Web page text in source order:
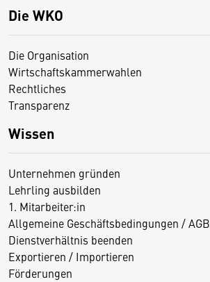
Die WKO
Die Organisation
Wirtschaftskammerwahlen
Rechtliches
Transparenz
Wissen
Unternehmen gründen
Lehrling ausbilden
1. Mitarbeiter:in
Allgemeine Geschäftsbedingungen / AGB
Dienstverhältnis beenden
Exportieren / Importieren
Förderungen